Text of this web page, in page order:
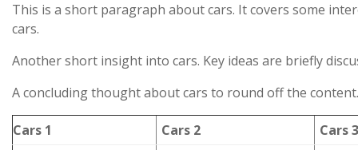
This is a short paragraph about cars. It covers some
cars.
Another short insight into cars. Key ideas are briefly
A concluding thought about cars to round off the content.
Cars 1 Cars 2
Cars